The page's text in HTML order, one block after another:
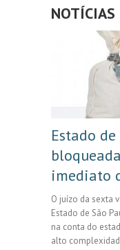
NOTÍCIAS
Estado
imediato
O juízo da sexta
Estado de São
na conta do
alto